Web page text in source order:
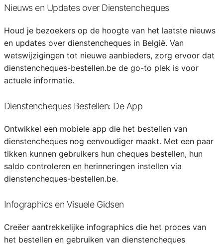
Nieuws en Updates over Dienstencheques
Houd je bezoekers op de hoogte van het laatste nieuws
en updates over dienstencheques in België. Van
wetswijzigingen tot nieuwe aanbieders, zorg ervoor dat
dienstencheques-bestellen.be de go-to plek is voor
actuele informatie.
Dienstencheques Bestellen: De App
Ontwikkel een mobiele app die het bestellen van
dienstencheques nog eenvoudiger maakt. Met een paar
tikken kunnen gebruikers hun cheques bestellen, hun
saldo controleren en herinneringen instellen via
dienstencheques-bestellen.be.
Infographics en Visuele Gidsen
Creëer aantrekkelijke infographics die het proces van
het bestellen en gebruiken van dienstencheques